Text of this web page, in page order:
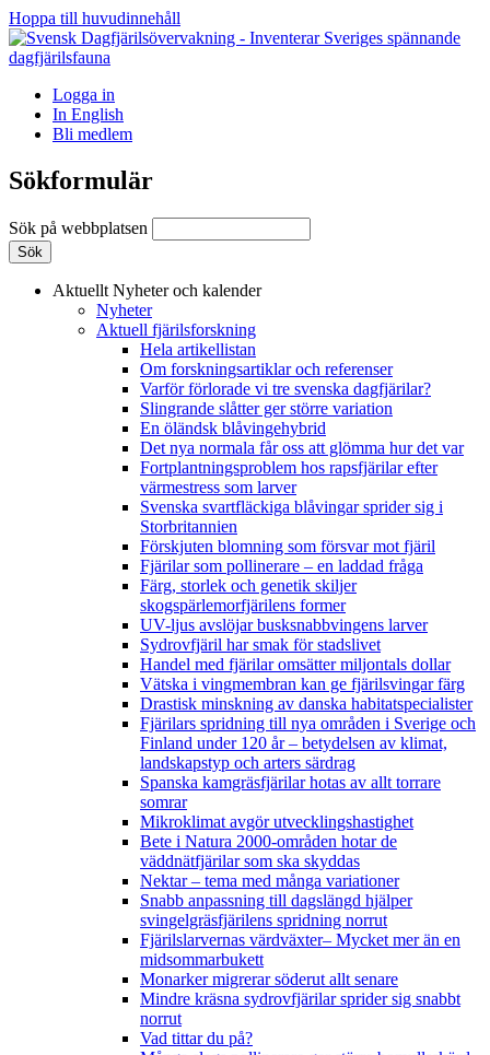
Hoppa till huvudinnehåll
Logga in
In English
Bli medlem
Sökformulär
Sök på webbplatsen
Aktuellt Nyheter och kalender
Nyheter
Aktuell fjärilsforskning
Hela artikellistan
Om forskningsartiklar och referenser
Varför förlorade vi tre svenska dagfjärilar?
Slingrande slåtter ger större variation
En öländsk blåvingehybrid
Det nya normala får oss att glömma hur det var
Fortplantningsproblem hos rapsfjärilar efter
värmestress som larver
Svenska svartfläckiga blåvingar sprider sig i
Storbritannien
Förskjuten blomning som försvar mot fjäril
Fjärilar som pollinerare – en laddad fråga
Färg, storlek och genetik skiljer
skogspärlemorfjärilens former
UV-ljus avslöjar busksnabbvingens larver
Sydrovfjäril har smak för stadslivet
Handel med fjärilar omsätter miljontals dollar
Vätska i vingmembran kan ge fjärilsvingar färg
Drastisk minskning av danska habitatspecialister
Fjärilars spridning till nya områden i Sverige och
Finland under 120 år– betydelsen av klimat,
landskapstyp och arters särdrag
Spanska kamgräsfjärilar hotas av allt torrare
somrar
Mikroklimat avgör utvecklingshastighet
Bete i Natura 2000-områden hotar de
väddnätfjärilar som ska skyddas
Nektar – tema med många variationer
Snabb anpassning till dagslängd hjälper
svingelgräsfjärilens spridning norrut
Fjärilslarvernas värdväxter– Mycket mer än en
midsommarbukett
Monarker migrerar söderut allt senare
Mindre kräsna sydrovfjärilar sprider sig snabbt
norrut
Vad tittar du på?